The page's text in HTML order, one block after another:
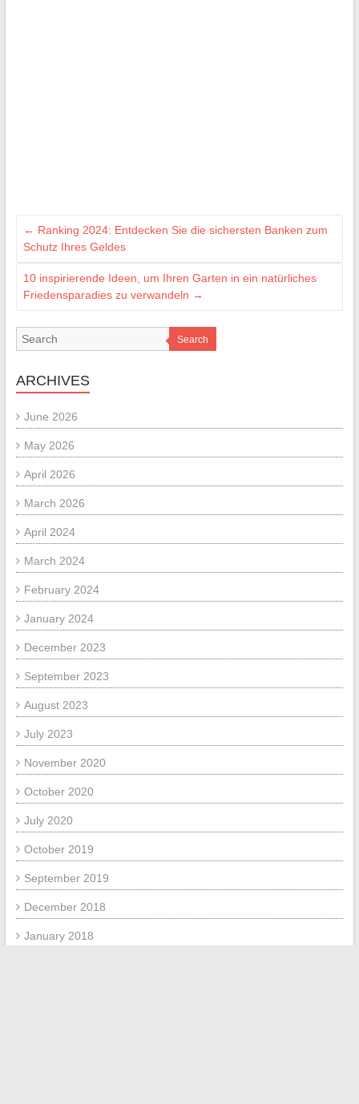
← Ranking 2024: Entdecken Sie die sichersten Banken zum
Schutz Ihres Geldes
10 inspirierende Ideen, um Ihren Garten in ein natürliches
Friedensparadies zu verwandeln →
Search
ARCHIVES
June 2026
May 2026
April 2026
March 2026
April 2024
March 2024
February 2024
January 2024
December 2023
September 2023
August 2023
July 2023
November 2020
October 2020
July 2020
October 2019
September 2019
December 2018
January 2018